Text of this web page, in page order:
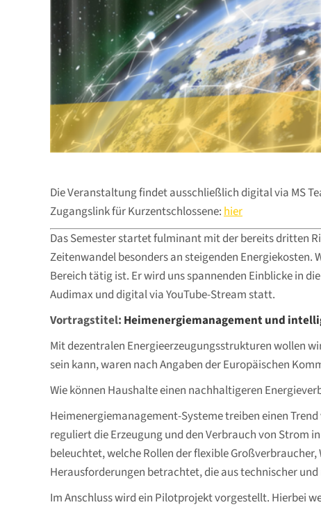
Die Veranstaltung findet ausschließlich digital via MS
Zugangslink für Kurzentschlossene:hier
Das Semester startet fulminant mit der bereits dritten
Zeitenwandel besonders an steigenden Energiekosten.
Bereich tätig ist. Er wird uns spannenden Einblicke in
Audimax und digital via YouTube-Stream statt.
Vortragstitel: Heimenergiemanagement und
Mit dezentralen Energieerzeugungsstrukturen wollen
sein kann, waren nach Angaben der Europäischen
Wie können Haushalte einen nachhaltigeren
Heimenergiemanagement-Systeme treiben einen
reguliert die Erzeugung und den Verbrauch von Strom
beleuchtet, welche Rollen der flexible
Herausforderungen betrachtet, die aus technischer
Im Anschluss wird ein Pilotprojekt vorgestellt. Hierbei